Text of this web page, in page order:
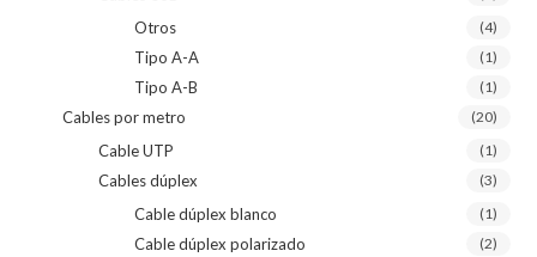
Otros (4)
Tipo A-A (1)
Tipo A-B (1)
Cables por metro (20)
Cable UTP (1)
Cables dúplex (3)
Cable dúplex blanco (1)
Cable dúplex polarizado (2)